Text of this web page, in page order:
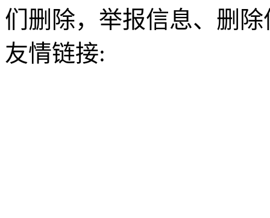
们删除，举报信息、删
友情链接: